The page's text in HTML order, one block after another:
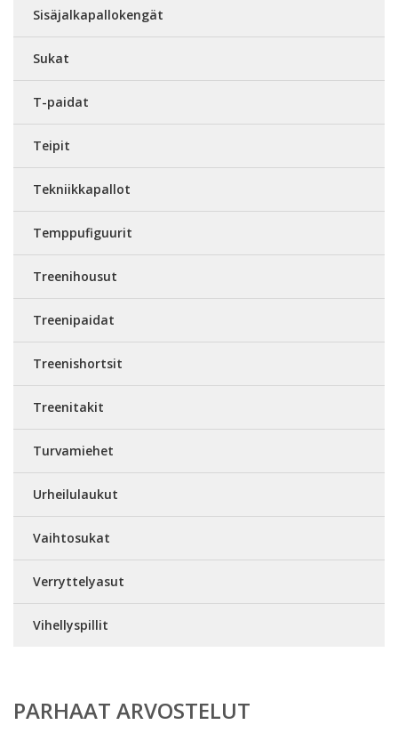
Sisäjalkapallokengät
Sukat
T-paidat
Teipit
Tekniikkapallot
Temppufiguurit
Treenihousut
Treenipaidat
Treenishortsit
Treenitakit
Turvamiehet
Urheilulaukut
Vaihtosukat
Verryttelyasut
Vihellyspillit
PARHAAT ARVOSTELUT